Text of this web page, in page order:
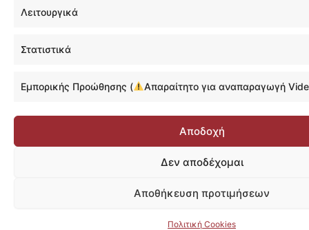
Λειτουργικά
Στατιστικά
Εμπορικής Προώθησης ( Απαραίτητο για αναπαραγωγή
Αποδοχή
Δεν αποδέχομαι
Αποθήκευση προτιμήσεων
Πολιτική Cookies